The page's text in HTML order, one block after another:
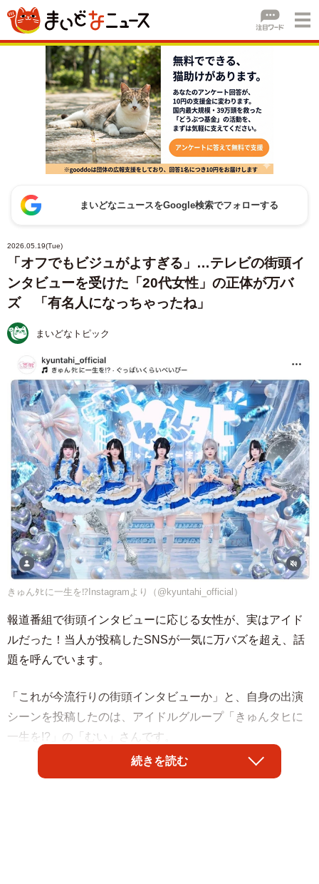
まいどなニュースをGoogle検索でフォローする
2026.05.19(Tue)
「オフでもビジュがよすぎる」…テレビの街頭イ
ンタビューを受けた「20代女性」の正体が万バ
ズ 「有名人になっちゃったね」
まいどなトピック
きゅんﾀﾋに一生を⁉︎Instagramより（@kyuntahi_official）
報道番組で街頭インタビューに応じる女性が、実はアイド
ルだった！当人が投稿したSNSが一気に万バズを超え、話
題を呼んでいます。
「これが今流行りの街頭インタビューか」と、自身の出演
シーンを投稿したのは、アイドルグループ「きゅんタヒに
一生を!?」の「むい」さんです。
千葉・市川市動植物園で5月17日、外国人がサル山に着ぐる
続きを読む